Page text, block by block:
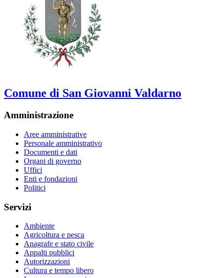
Comune di San Giovanni Valdarno
Amministrazione
Aree amministrative
Personale amministrativo
Documenti e dati
Organi di governo
Uffici
Enti e fondazioni
Politici
Servizi
Ambiente
Agricoltura e pesca
Anagrafe e stato civile
Appalti pubblici
Autorizzazioni
Cultura e tempo libero